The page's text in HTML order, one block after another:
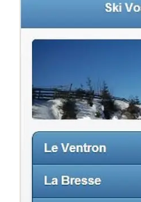
Soirées
Expos
Sorties & loisirs
Equipements
Equipements
Toutes les villes